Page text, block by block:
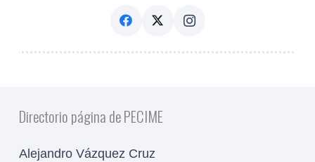
Directorio página de PECIME
Alejandro Vázquez Cruz